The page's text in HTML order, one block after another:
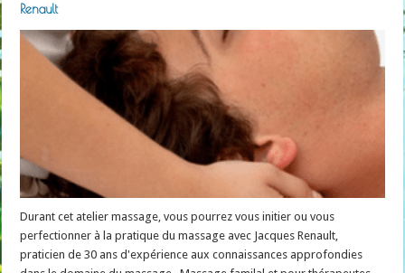
Renault
Durant cet atelier massage, vous pourrez vous initier ou vous
perfectionner à la pratique du massage avec Jacques Renault,
praticien de 30 ans d'expérience aux connaissances approfondies